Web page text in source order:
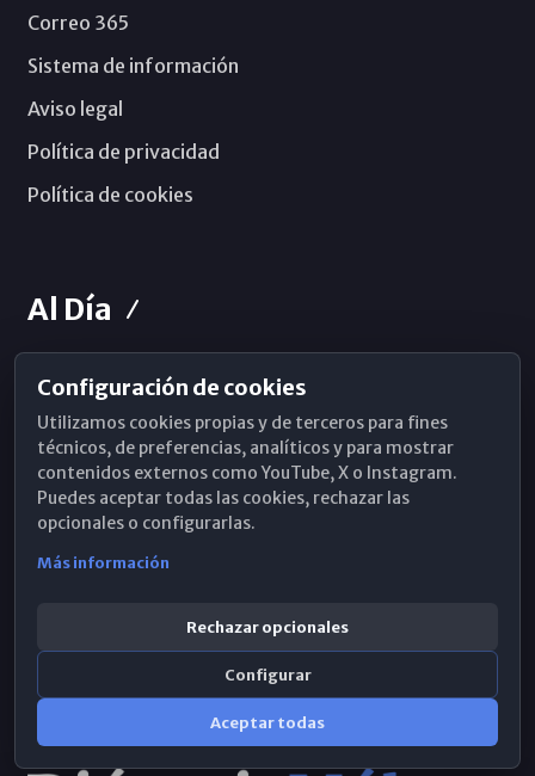
Correo 365
Sistema de información
Aviso legal
Política de privacidad
Política de cookies
Al Día
Horarios de Misa
Hemeroteca
WhatsApp
Configuración de cookies
Utilizamos cookies propias y de terceros para fines
técnicos, de preferencias, analíticos y para mostrar
contenidos externos como YouTube, X o Instagram.
Puedes aceptar todas las cookies, rechazar las
opcionales o configurarlas.
Más información
Rechazar opcionales
Configurar
Aceptar todas